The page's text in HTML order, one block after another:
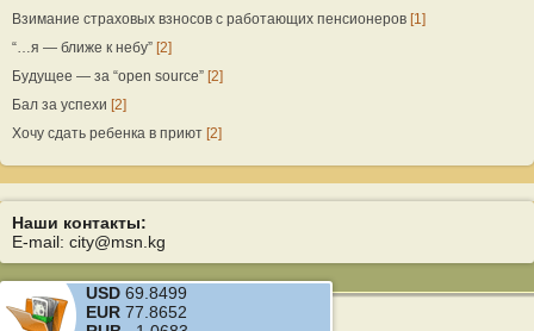
Взимание страховых взносов с работающих пенсионеров [1]
“…я — ближе к небу” [2]
Будущее — за “open source” [2]
Бал за успехи [2]
Хочу сдать ребенка в приют [2]
Наши контакты:
E-mail: city@msn.kg
USD 69.8499
EUR 77.8652